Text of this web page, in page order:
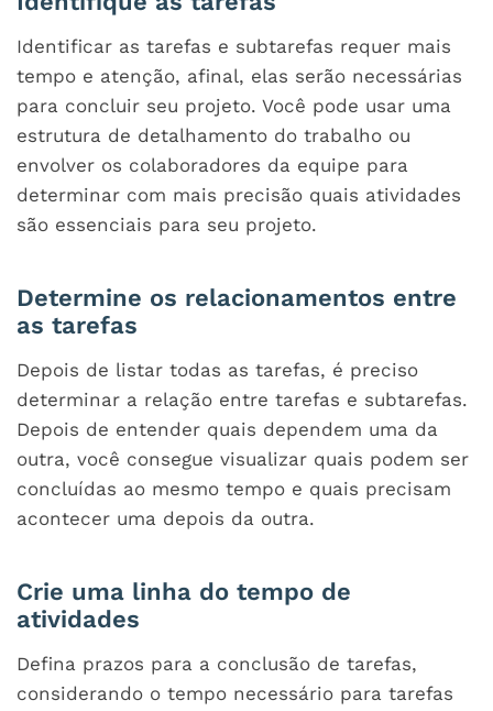
Identificar as tarefas e subtarefas requer mais
tempo e atenção, afinal, elas serão necessárias
para concluir seu projeto. Você pode usar uma
estrutura de detalhamento do trabalho ou
envolver os colaboradores da equipe para
determinar com mais precisão quais atividades
são essenciais para seu projeto.
Determine os relacionamentos entre
as tarefas
Depois de listar todas as tarefas, é preciso
determinar a relação entre tarefas e subtarefas.
Depois de entender quais dependem uma da
outra, você consegue visualizar quais podem ser
concluídas ao mesmo tempo e quais precisam
acontecer uma depois da outra.
Crie uma linha do tempo de
atividades
Defina prazos para a conclusão de tarefas,
considerando o tempo necessário para tarefas